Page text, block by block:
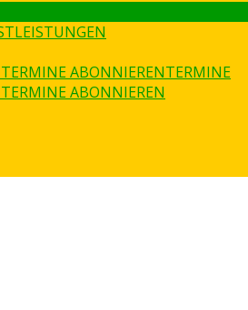
TERMINE
ABONNIEREN
ABONNIEREN